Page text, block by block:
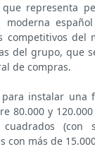
representa
competitivos del
del grupo, que
de compras.
instalar una
80.000 y
(con
con más de